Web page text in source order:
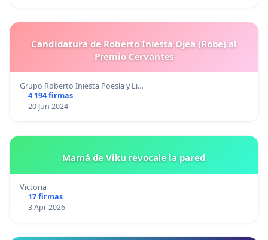
Candidatura de Roberto Iniesta Ojea (Robe) al
Premio Cervantes
Grupo Roberto Iniesta Poesía y Li…
4 194 firmas
20 Jun 2024
Mamá de Viku revocale la pared
Victoria
17 firmas
3 Apr 2026